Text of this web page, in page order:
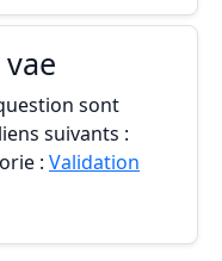
sont
suivants :
: Validation